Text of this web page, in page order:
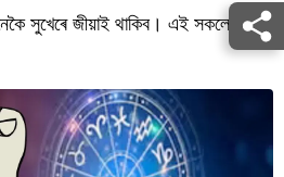
সুখেৰে জীয়াই থাকিব। এই সকলো